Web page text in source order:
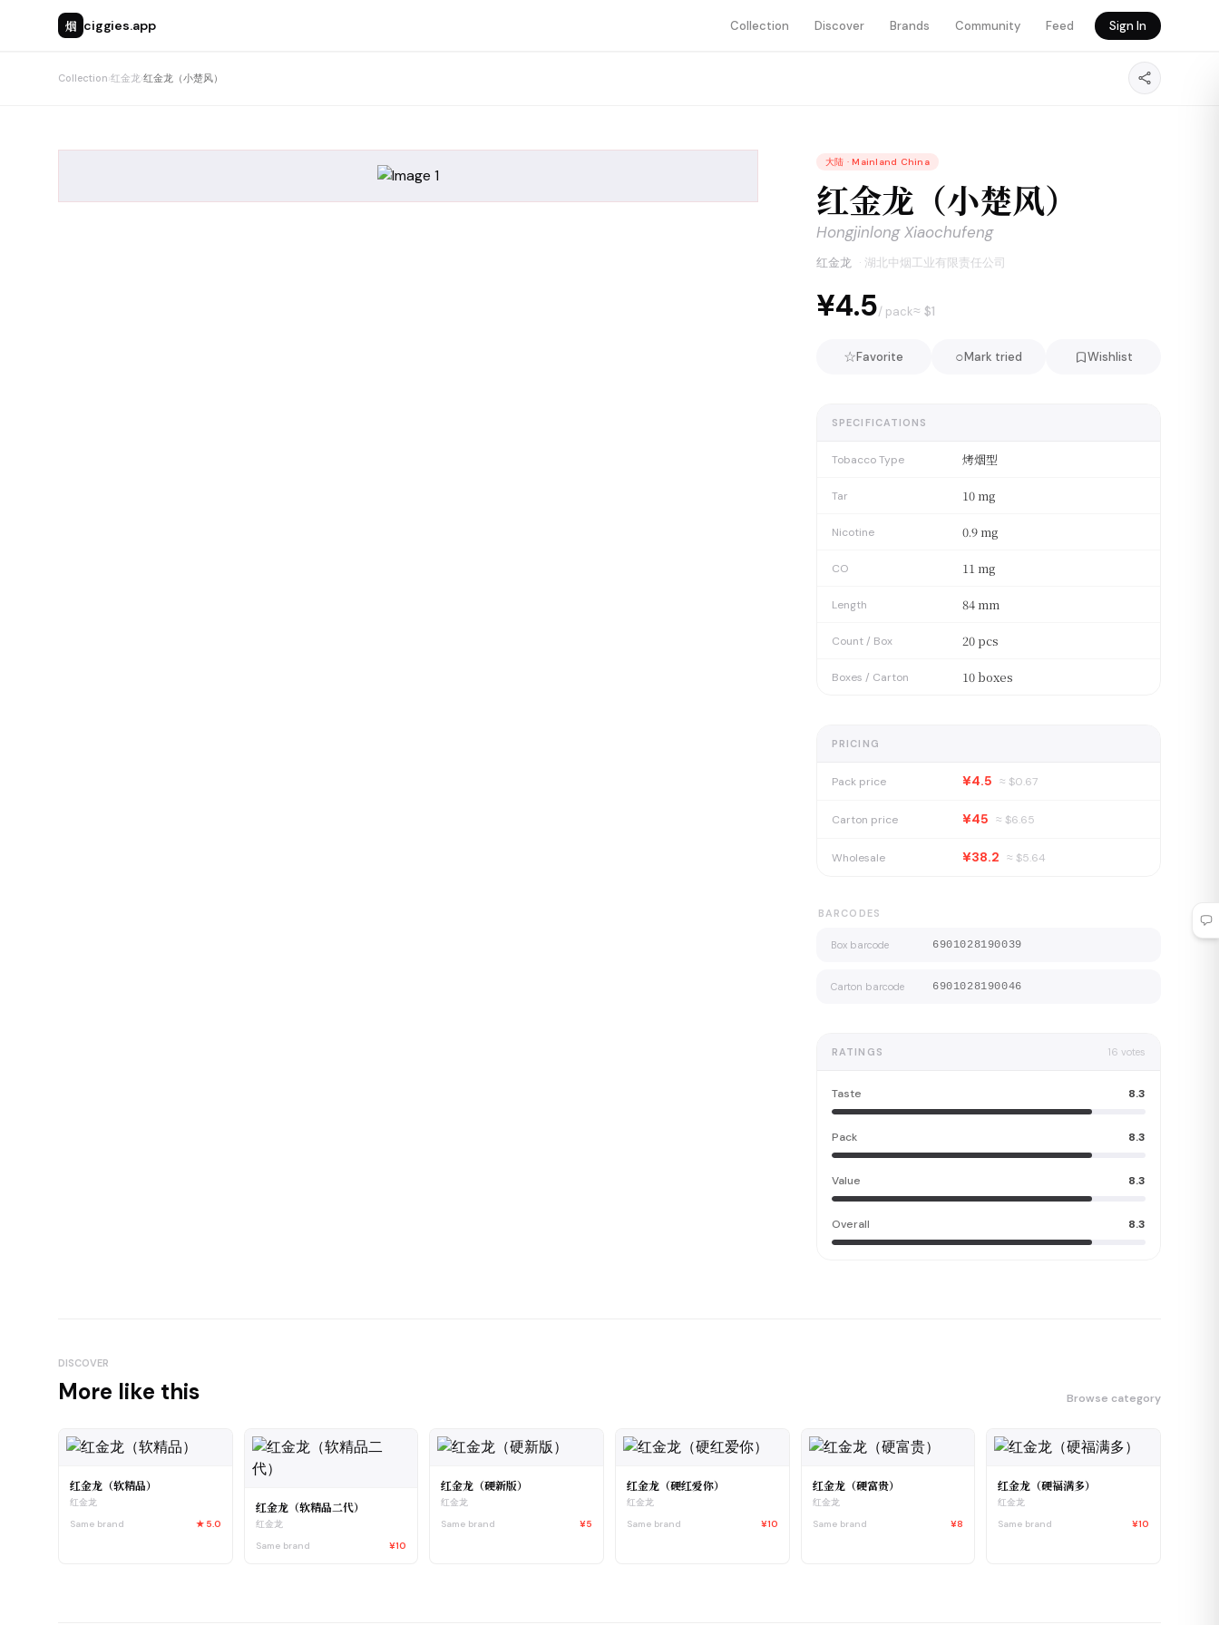
烟 ciggies.app Collection Discover Brands Community Feed Sign In
Collection›红金龙›红金龙（小楚风）
大陆 · Mainland China
红金龙（小楚风）
Hongjinlong Xiaochufeng
红金龙 · 湖北中烟工业有限责任公司
¥4.5/ pack≈ $1
☆Favorite ○Mark tried Wishlist
SPECIFICATIONS
Tobacco Type 烤烟型
Tar 10 mg
Nicotine 0.9 mg
CO 11 mg
Length 84 mm
Count / Box 20 pcs
Boxes / Carton 10 boxes
PRICING
Pack price ¥4.5 ≈ $0.67
Carton price ¥45 ≈ $6.65
Wholesale ¥38.2 ≈ $5.64
BARCODES
Box barcode 6901028190039
Carton barcode 6901028190046
RATINGS 16 votes
Taste 8.3
Pack 8.3
Value 8.3
Overall 8.3
DISCOVER
More like this Browse category
红金龙（软精品）
红金龙
Same brand
★ 5.0
红金龙（软精品二代）
红金龙
Same brand
¥10
红金龙（硬新版）
红金龙
Same brand
¥5
红金龙（硬红爱你）
红金龙
Same brand
¥10
红金龙（硬富贵）
红金龙
Same brand
¥8
红金龙（硬福满多）
红金龙
Same brand
¥10